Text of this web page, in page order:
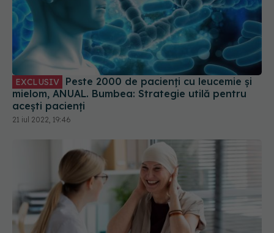
EXCLUSIV
mielom, ANUAL. Bumbea: Strategie utilă pentru
acești pacienți
21 iul 2022, 19:46